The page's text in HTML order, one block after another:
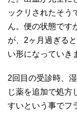
ックリされたそう
ん。便の状態です
が、2ヶ月過ぎる
い形になっていき
2回目の受診時、
じ薬を追加で処方
すいという事でフ